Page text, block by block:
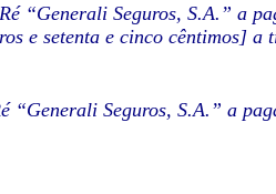
“Generali Seguros, S.A.” a
e setenta e cinco cêntimos]
“Generali Seguros, S.A.” a